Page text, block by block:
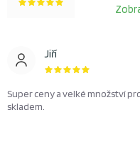
Jiří
Super ceny a velké množství
skladem.